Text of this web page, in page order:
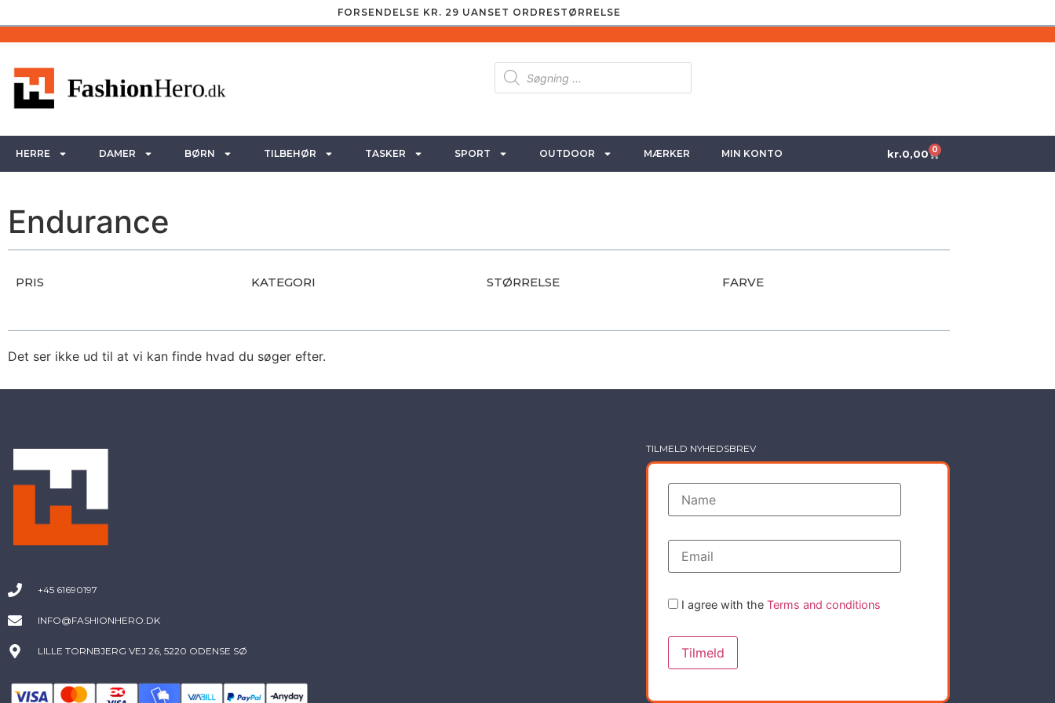
FORSENDELSE KR. 29 UANSET ORDRESTØRRELSE
HERRE DAMER BØRN TILBEHØR TASKER SPORT OUTDOOR MÆRKER MIN KONTO kr.0,00 0
Endurance
PRIS KATEGORI STØRRELSE FARVE
Det ser ikke ud til at vi kan finde hvad du søger efter.
+45 61690197
INFO@FASHIONHERO.DK
LILLE TORNBJERG VEJ 26, 5220 ODENSE SØ
TILMELD NYHEDSBREV
I agree with theTerms and conditions